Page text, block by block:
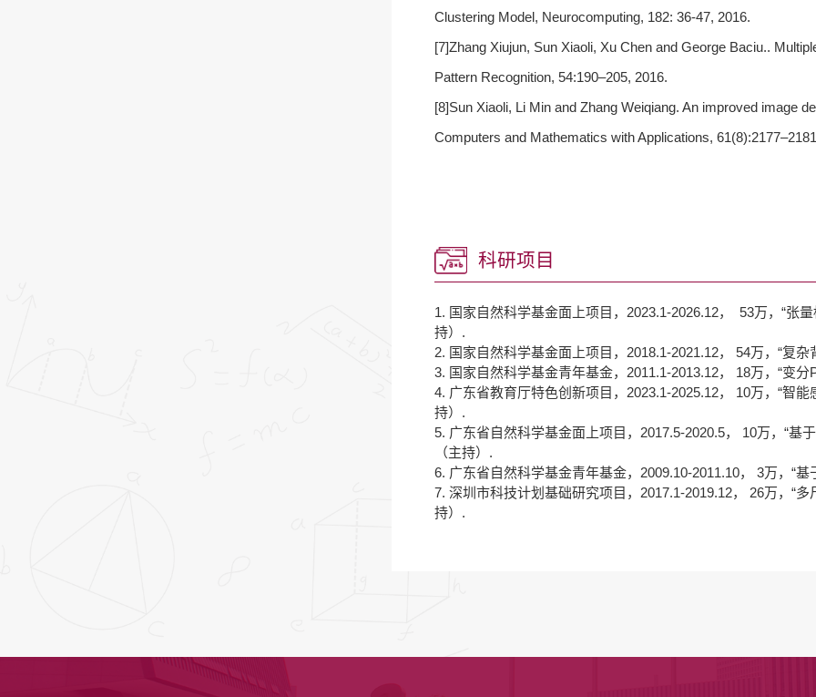
Clustering Model, Neurocomputing, 182: 36-47, 2016.
[7]Zhang Xiujun, Sun Xiaoli, Xu Chen and George Baciu..
Pattern Recognition, 54:190–205, 2016.
[8]Sun Xiaoli, Li Min and Zhang Weiqiang. An improved image
Computers and Mathematics with Applications,
科研项目
1. 国家自然科学基金面上项目，2023.1-2026.12， 53万，“张
持）.
2. 国家自然科学基金面上项目，2018.1-2021.12， 54万，“复
3. 国家自然科学基金青年基金，2011.1-2013.12， 18万，“变
4. 广东省教育厅特色创新项目，2023.1-2025.12， 10万，“智
持）.
5. 广东省自然科学基金面上项目，2017.5-2020.5， 10万，“基
（主持）.
6. 广东省自然科学基金青年基金，2009.10-2011.10， 3万，“
7. 深圳市科技计划基础研究项目，2017.1-2019.12， 26万，“
持）.